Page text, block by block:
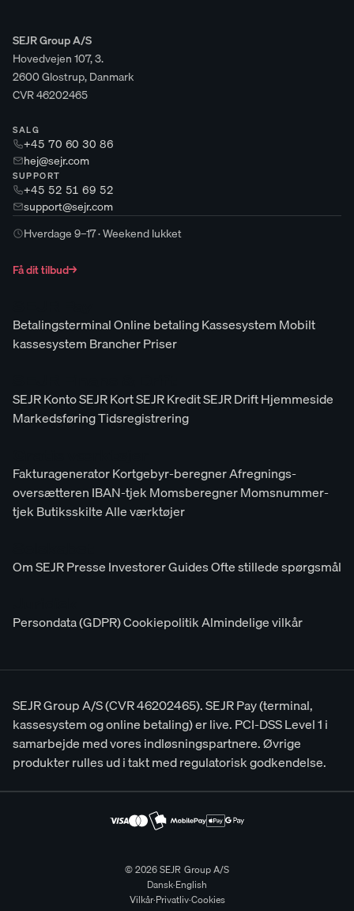
SEJR Group A/S
Hovedvejen 107, 3.
2600 Glostrup, Danmark
CVR 46202465
SALG
+45 70 60 30 86
hej@sejr.com
SUPPORT
+45 52 51 69 52
support@sejr.com
Hverdage 9–17 · Weekend lukket
Få dit tilbud→
BetalingsterminalOnline betalingKassesystemMobilt
kassesystemBrancherPriser
SEJR KontoSEJR KortSEJR KreditSEJR DriftHjemmeside
MarkedsføringTidsregistrering
FakturageneratorKortgebyr-beregnerAfregnings-
oversætterenIBAN-tjekMomsberegnerMomsnummer-
tjekButiksskilteAlle værktøjer
Om SEJRPresseInvestorerGuidesOfte stillede spørgsmål
Persondata (GDPR)CookiepolitikAlmindelige vilkår
SEJR Group A/S (CVR 46202465). SEJR Pay (terminal,
kassesystem og online betaling) er live. PCI-DSS Level 1 i
samarbejde med vores indløsningspartnere. Øvrige
produkter rulles ud i takt med regulatorisk godkendelse.
© 2026 SEJR Group A/S
Dansk·English
Vilkår·Privatliv·Cookies